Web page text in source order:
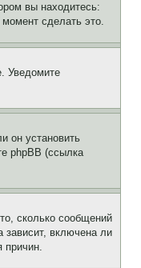
вы находитесь:
сделать это.
Уведомите
он установить
phpBB (ссылка
сколько сообщений
зависит, включена ли
причин.